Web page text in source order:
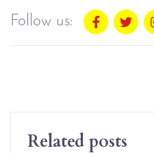
Follow us:
Related posts